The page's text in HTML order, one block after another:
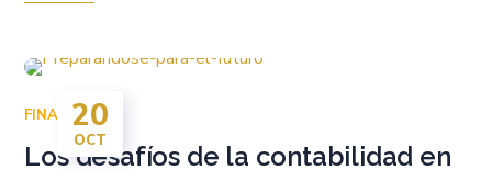
20
OCT
FINANZAS
Los desafíos de la contabilidad en